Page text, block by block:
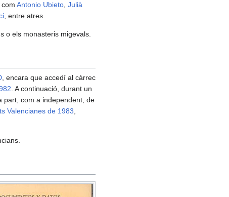
Antonio Ubieto Julià
, entre atres.
o els monasteris migevals.
, encara que accedí al càrrec
. A continuació, durant un
part, com a independent, de
Valencianes de 1983,